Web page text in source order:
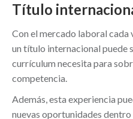
Título
Con el mercado laboral
un título internacional puede
currículum necesita para
competencia.
Además, esta experiencia
nuevas oportunidades